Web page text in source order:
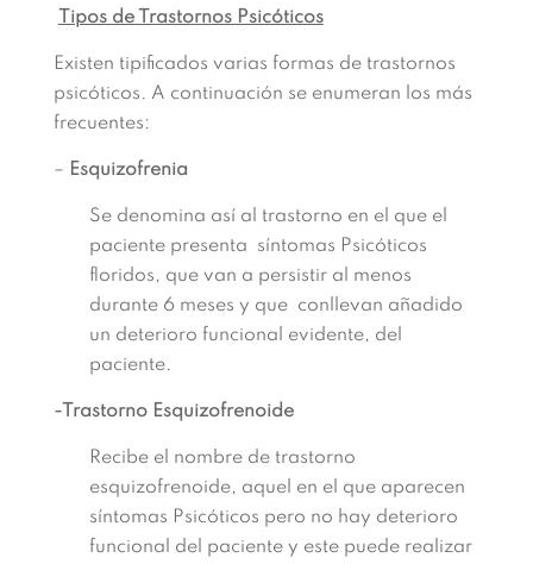
Tipos de Trastornos Psicóticos
Existen tipificados varias formas de trastornos
psicóticos. A continuación se enumeran los más
frecuentes:
– Esquizofrenia
Se denomina así al trastorno en el que el
paciente presenta síntomas Psicóticos
floridos, que van a persistir al menos
durante 6 meses y que conllevan añadido
un deterioro funcional evidente, del
paciente.
-Trastorno Esquizofrenoide
Recibe el nombre de trastorno
esquizofrenoide, aquel en el que aparecen
síntomas Psicóticos pero no hay deterioro
funcional del paciente y este puede realizar